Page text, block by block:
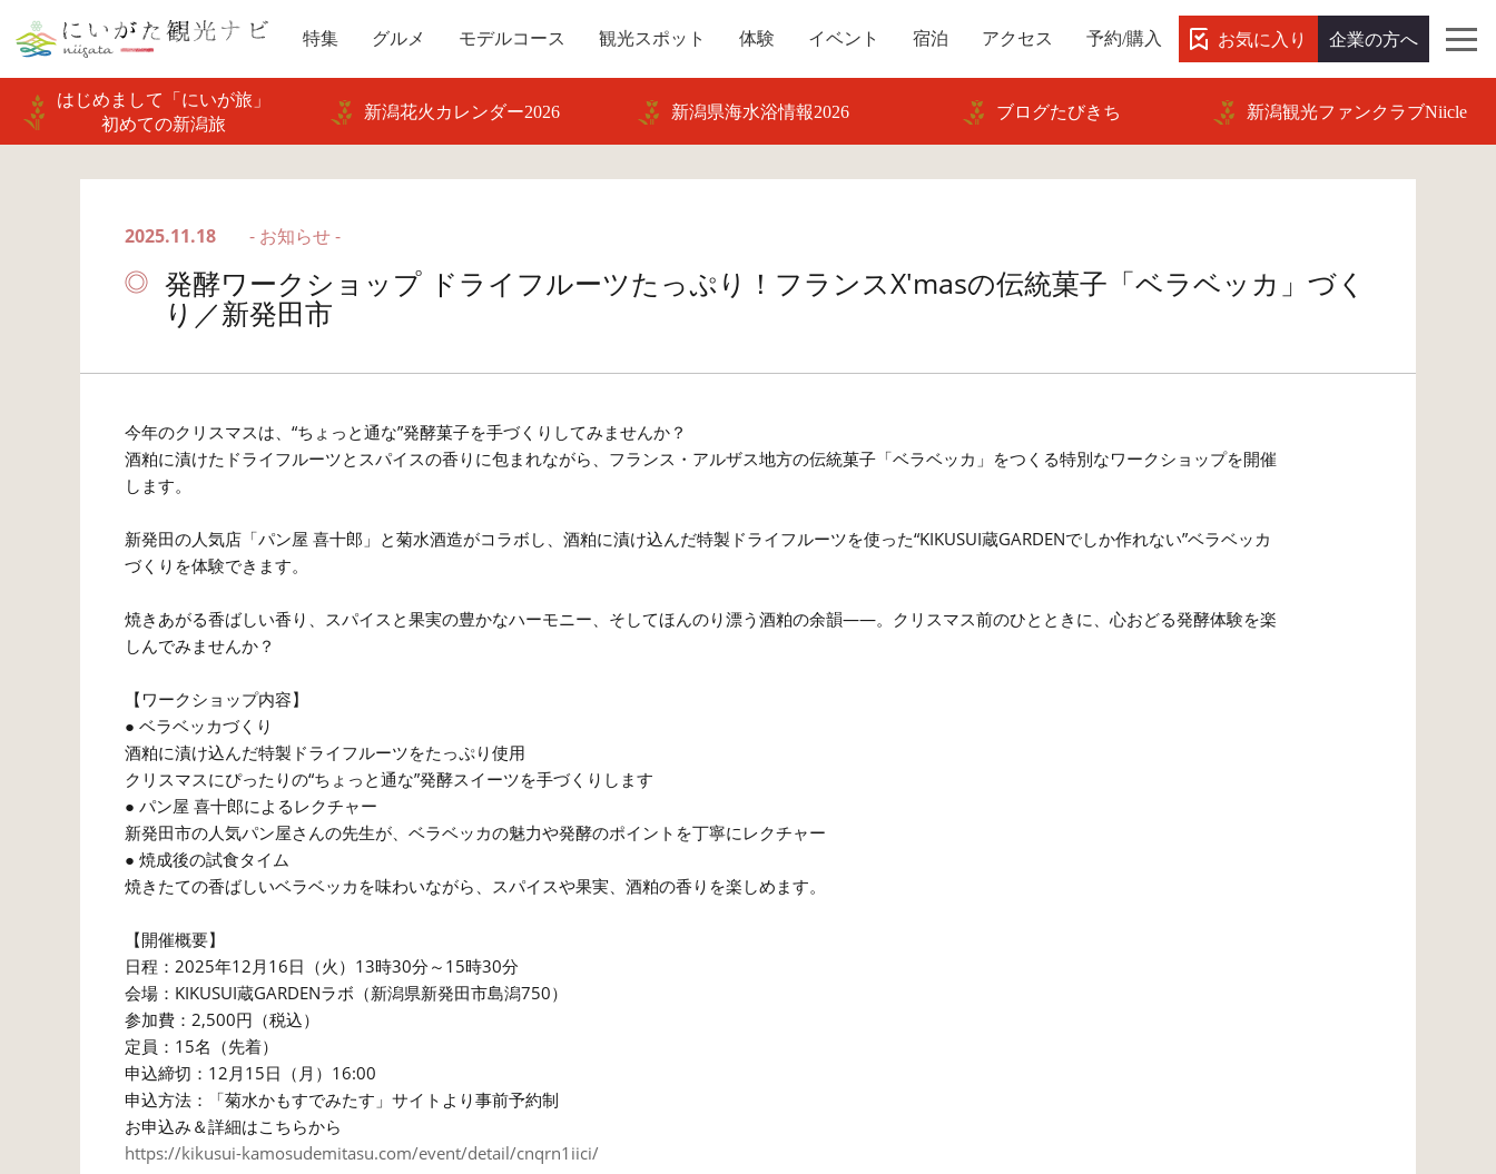
特集 グルメ モデルコース 観光スポット 体験 イベント 宿泊 アクセス 予約/購入 お気に入り 企業の方へ
はじめまして「にいが旅」
初めての新潟旅
新潟花火カレンダー2026 新潟県海水浴情報2026 ブログたびきち 新潟観光ファンクラブNiicle
2025.11.18 - お知らせ -
発酵ワークショップ ドライフルーツたっぷり！フランスX'masの伝統菓子「ベラベッカ」づく
り／新発田市
今年のクリスマスは、“ちょっと通な”発酵菓子を手づくりしてみませんか？
酒粕に漬けたドライフルーツとスパイスの香りに包まれながら、フランス・アルザス地方の伝統菓子「ベラベッカ」をつくる特別なワークショップを開催
します。
新発田の人気店「パン屋 喜十郎」と菊水酒造がコラボし、酒粕に漬け込んだ特製ドライフルーツを使った“KIKUSUI蔵GARDENでしか作れない”ベラベッカ
づくりを体験できます。
焼きあがる香ばしい香り、スパイスと果実の豊かなハーモニー、そしてほんのり漂う酒粕の余韻——。クリスマス前のひとときに、心おどる発酵体験を楽
しんでみませんか？
【ワークショップ内容】
● ベラベッカづくり
酒粕に漬け込んだ特製ドライフルーツをたっぷり使用
クリスマスにぴったりの“ちょっと通な”発酵スイーツを手づくりします
● パン屋 喜十郎によるレクチャー
新発田市の人気パン屋さんの先生が、ベラベッカの魅力や発酵のポイントを丁寧にレクチャー
● 焼成後の試食タイム
焼きたての香ばしいベラベッカを味わいながら、スパイスや果実、酒粕の香りを楽しめます。
【開催概要】
日程：2025年12月16日（火）13時30分～15時30分
会場：KIKUSUI蔵GARDENラボ（新潟県新発田市島潟750）
参加費：2,500円（税込）
定員：15名（先着）
申込締切：12月15日（月）16:00
申込方法：「菊水かもすでみたす」サイトより事前予約制
お申込み＆詳細はこちらから
https://kikusui-kamosudemitasu.com/event/detail/cnqrn1iici/